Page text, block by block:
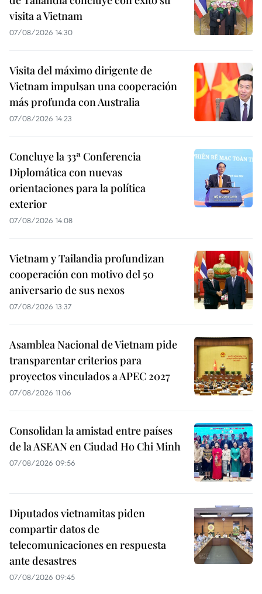
visita a Vietnam
07/08/2026 14:30
Visita del máximo dirigente de
Vietnam impulsan una cooperación
más profunda con Australia
07/08/2026 14:23
Concluye la 33ª Conferencia
Diplomática con nuevas
orientaciones para la política
exterior
07/08/2026 14:08
Vietnam y Tailandia profundizan
cooperación con motivo del 50
aniversario de sus nexos
07/08/2026 13:37
Asamblea Nacional de Vietnam pide
transparentar criterios para
proyectos vinculados a APEC 2027
07/08/2026 11:06
Consolidan la amistad entre países
de la ASEAN en Ciudad Ho Chi Minh
07/08/2026 09:56
Diputados vietnamitas piden
compartir datos de
telecomunicaciones en respuesta
ante desastres
07/08/2026 09:45